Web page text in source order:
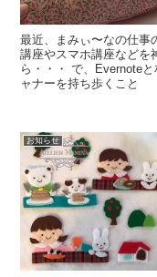
最近、まみぃ〜なの仕事
講座やスマホ講座などを
ら・・・ で、Evernote
ャナーを持ち歩くこと
お知らせ